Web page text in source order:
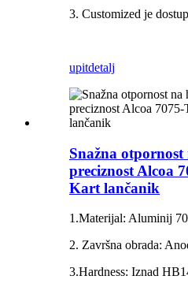
3. Customized je
upitdetalj
Snažna
preciznost Alcoa
Kart lančanik
1.Materijal: Aluminij
2. Završna obrada:
3.Hardness: Iznad